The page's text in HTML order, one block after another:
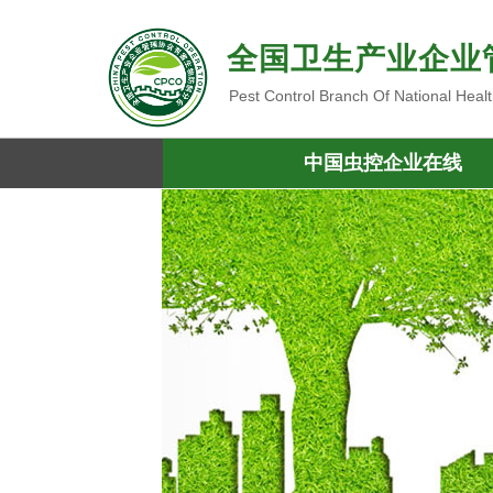
全国卫生产业企
Pest Control Branch Of National
中国虫控企业在线